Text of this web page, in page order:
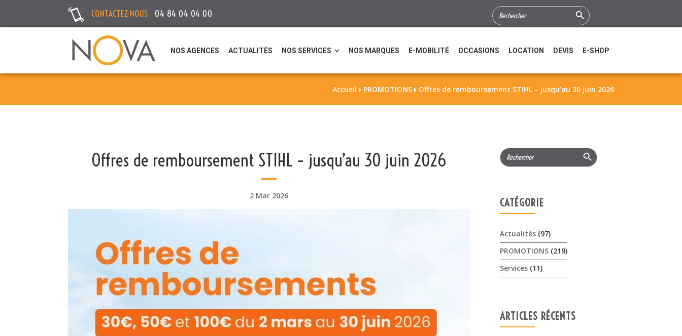
CONTACTEZ-NOUS 04 84 04 04 00
SEARCH
FOR:
Search Button
NOS AGENCES ACTUALITÉS NOS SERVICES NOS MARQUES E-MOBILITÉ OCCASIONS LOCATION DEVIS E-SHOP
Accueil  PROMOTIONS  Offres de remboursement STIHL – jusqu’au 30 juin 2026
Offres de remboursement STIHL – jusqu’au 30 juin 2026
2 Mar 2026
Search
for:
Search Button
CATÉGORIE
Actualités (97)
PROMOTIONS (219)
Services (11)
ARTICLES RÉCENTS